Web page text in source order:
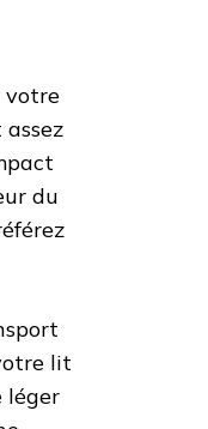
votre
du
lit
léger